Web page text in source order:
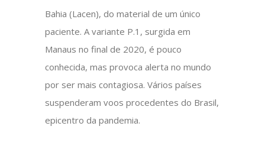
Bahia (Lacen), do material de um único
paciente. A variante P.1, surgida em
Manaus no final de 2020, é pouco
conhecida, mas provoca alerta no mundo
por ser mais contagiosa. Vários países
suspenderam voos procedentes do Brasil,
epicentro da pandemia.